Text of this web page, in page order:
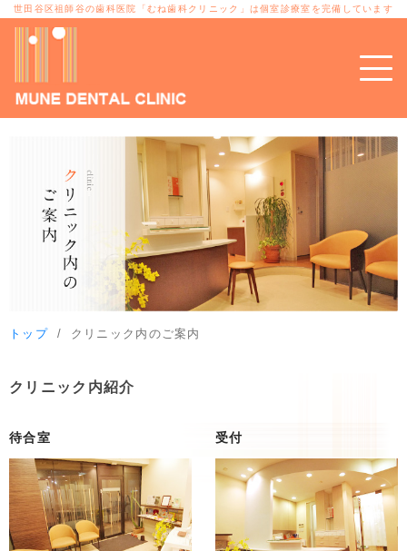
世田谷区祖師谷の歯科医院「むね歯科クリニック」は個室診療室を完備しています
トップ クリニック内のご案内
クリニック内紹介
待合室 受付